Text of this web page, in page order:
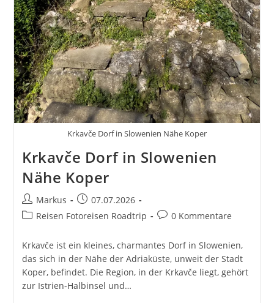
Schätze
Jenseits
Des
Mainstreams.
Slowenien
Und
Kroatien
Krkavče Dorf in Slowenien Nähe Koper
Krkavče Dorf in Slowenien
Nähe Koper
Beitrags-
Autor:
Markus
Beitrag
veröffentlicht:
07.07.2026
Beitrags-
Reisen Fotoreisen Roadtrip
Beitrags-
0 Kommentare
Krkavče ist ein kleines, charmantes Dorf in Slowenien,
das sich in der Nähe der Adriaküste, unweit der Stadt
Koper, befindet. Die Region, in der Krkavče liegt, gehört
zur Istrien-Halbinsel und…